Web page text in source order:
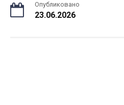
Опубликовано
23.06.2026